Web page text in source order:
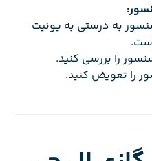
به درستی به یونیت
را بررسی کنید.
را تعویض کنید.